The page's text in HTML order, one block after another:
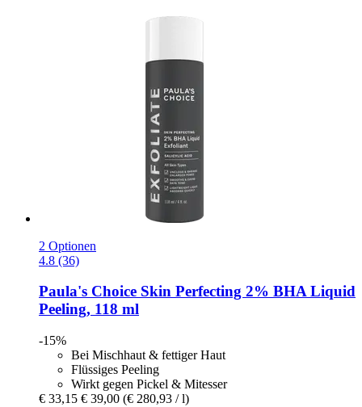
2 Optionen
4.8 (36)
Paula's Choice Skin Perfecting 2% BHA Liquid
Peeling, 118 ml
-15%
Bei Mischhaut & fettiger Haut
Flüssiges Peeling
Wirkt gegen Pickel & Mitesser
€ 33,15 € 39,00 (€ 280,93 / l)